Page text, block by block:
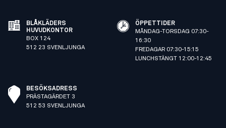
BLÅKLÄDERS
HUVUDKONTOR
BOX 124
512 23 SVENLJUNGA
ÖPPETTIDER
MÅNDAG-TORSDAG 07:30-
16:30
FREDAGAR 07:30-15:15
LUNCHSTÄNGT 12:00-12:45
BESÖKSADRESS
PRÄSTAGÄRDET 3
512 53 SVENLJUNGA